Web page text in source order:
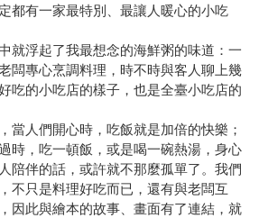
有一家最特別、最讓人暖心的小吃
浮起了我最想念的海鮮粥的味道：一
闆專心烹調料理，時不時與客人聊上幾
的小吃店的樣子，也是全臺小吃店的
人們開心時，吃飯就是加倍的快樂；
時，吃一頓飯，或是喝一碗熱湯，身心
陪伴的話，或許就不那麼孤單了。我們
不只是料理好吃而已，還有與老闆互
因此與繪本的故事、畫面有了連結，就